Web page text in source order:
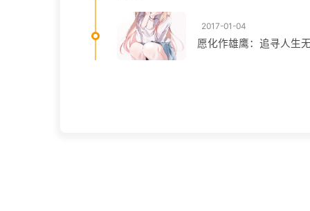
2017-01-04
愿化作雄鹰：追寻人生